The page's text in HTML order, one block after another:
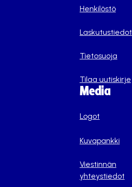
Henkilöstö
Laskutustiedot
Tietosuoja
Tilaa uutiskirje
Media
Logot
Kuvapankki
Viestinnän
yhteystiedot